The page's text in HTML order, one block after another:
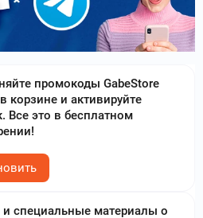
промокоды GabeStore
корзине и активируйте
Все это в бесплатном
и специальные материалы о